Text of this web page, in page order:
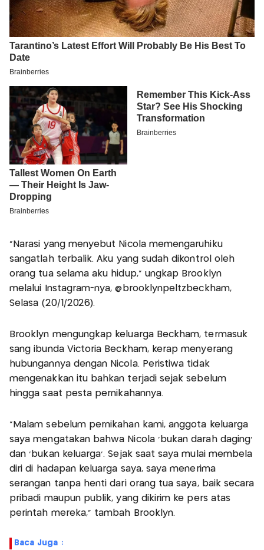
“Narasi yang menyebut Nicola memengaruhiku
sangatlah terbalik. Aku yang sudah dikontrol oleh
orang tua selama aku hidup,” ungkap Brooklyn
melalui Instagram-nya, @brooklynpeltzbeckham,
Selasa (20/1/2026).
Brooklyn mengungkap keluarga Beckham, termasuk
sang ibunda Victoria Beckham, kerap menyerang
hubungannya dengan Nicola. Peristiwa tidak
mengenakkan itu bahkan terjadi sejak sebelum
hingga saat pesta pernikahannya.
“Malam sebelum pernikahan kami, anggota keluarga
saya mengatakan bahwa Nicola ‘bukan darah daging’
dan ‘bukan keluarga’. Sejak saat saya mulai membela
diri di hadapan keluarga saya, saya menerima
serangan tanpa henti dari orang tua saya, baik secara
pribadi maupun publik, yang dikirim ke pers atas
perintah mereka,” tambah Brooklyn.
Baca Juga :